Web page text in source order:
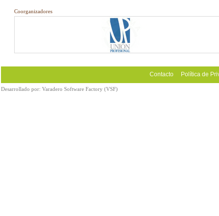
Coorganizadores
Contacto Política de
Desarrollado por: Varadero Software Factory (VSF)